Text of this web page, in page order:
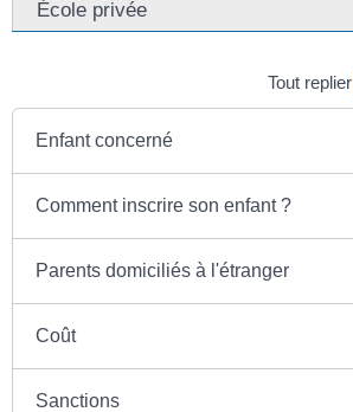
École privée
Tout replier
Enfant concerné
Comment inscrire son enfant ?
Parents domiciliés à l'étranger
Coût
Sanctions